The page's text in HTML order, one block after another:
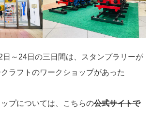
日～24日の三日間は、スタンプラリーが
ラフトのワークショップがあった
プについては、こちらの公式サイトで